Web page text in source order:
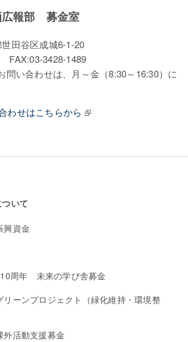
報部 募金室
田谷区成城6-1-20
FAX:03-3428-1489
問い合わせは、月～金（8:30～16:30）に
わせはこちらから
いて
興資金
周年 未来の学び舎募金
リーンプロジェクト（緑化維持・環境整
外活動支援募金